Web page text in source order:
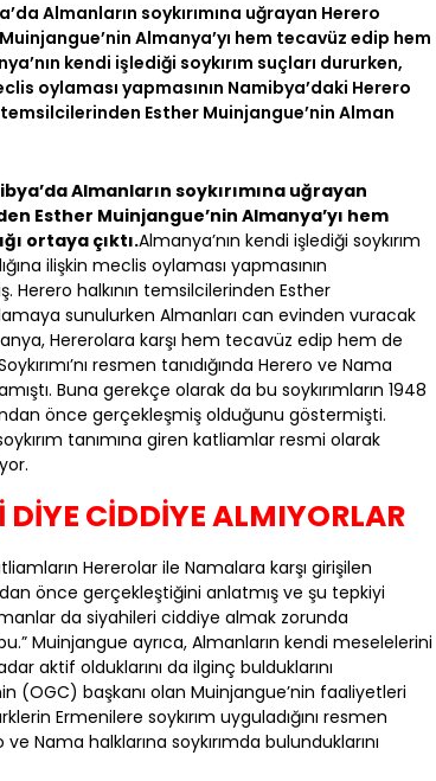
Almanların soykırımına uğrayan Herero
Almanya’yı hem tecavüz edip hem
kendi işlediği soykırım suçları dururken,
oylaması yapmasının Namibya’daki Herero
temsilcilerinden Esther Muinjangue’nin Alman
Almanların soykırımına uğrayan
Esther Muinjangue’nin Almanya’yı hem
ortaya çıktı.Almanya’nın kendi işlediği soykırım
ilişkin meclis oylaması yapmasının
Herero halkının temsilcilerinden Esther
sunulurken Almanları can evinden vuracak
Hererolara karşı hem tecavüz edip hem de
resmen tanıdığında Herero ve Nama
Buna gerekçe olarak da bu soykırımların 1948
önce gerçekleşmiş olduğunu göstermişti.
tanımına giren katliamlar resmi olarak
CİDDİYE ALMIYORLAR
Hererolar ile Namalara karşı girişilen
önce gerçekleştiğini anlatmış ve şu tepkiyi
da siyahileri ciddiye almak zorunda
Muinjangue ayrıca, Almanların kendi meselelerini
aktif olduklarını da ilginç bulduklarını
(OGC) başkanı olan Muinjangue’nin faaliyetleri
Ermenilere soykırım uyguladığını resmen
Nama halklarına soykırımda bulunduklarını